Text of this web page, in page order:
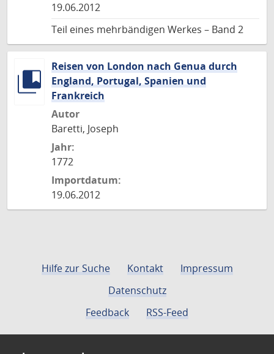
19.06.2012
Teil eines mehrbändigen Werkes – Band 2
Reisen von London nach Genua durch
England, Portugal, Spanien und
Frankreich
Autor
Baretti, Joseph
Jahr:
1772
Importdatum:
19.06.2012
Hilfe zur Suche Kontakt
Impressum
Datenschutz
Feedback
RSS-Feed